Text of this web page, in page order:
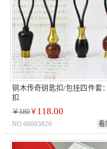
铜木传奇钥匙扣/包挂四件套
扣
￥180￥ 118.00
NO.00003820 看